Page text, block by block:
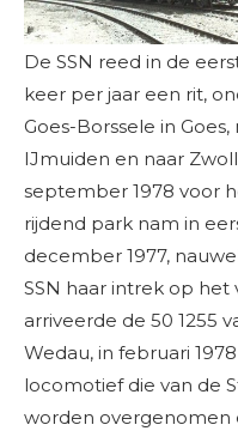
De SSN reed in de
keer per jaar een rit,
Goes-Borssele in
IJmuiden en naar
september 1978 voor
rijdend park nam in
december 1977,
SSN haar intrek op
arriveerde de 50 1255
Wedau, in februari
locomotief die van de
worden overgenomen